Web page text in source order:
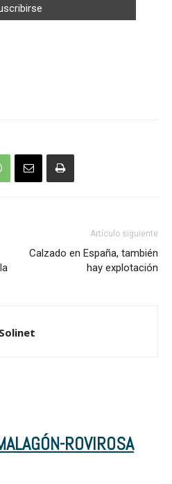
Artículo siguiente
Calzado en España, también
hay explotación
Solinet
ROVIROSA